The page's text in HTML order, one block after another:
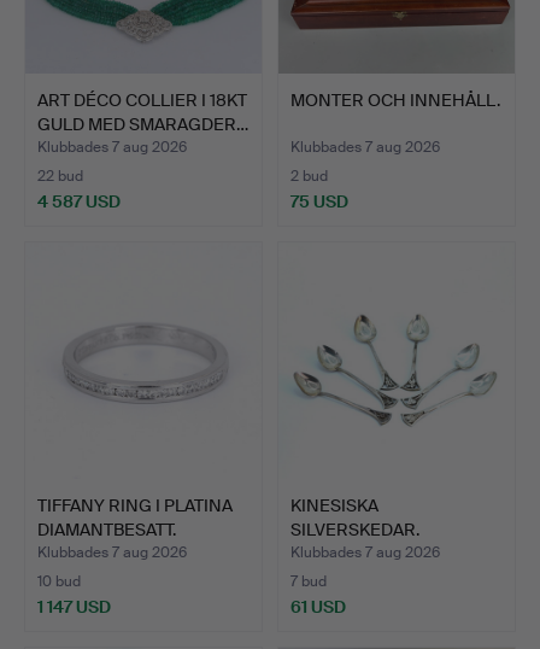
ART DÉCO COLLIER I 18KT
GULD MED SMARAGDER…
Klubbades 7 aug 2026
22 bud
4 587 USD
MONTER OCH INNEHÅLL.
Klubbades 7 aug 2026
2 bud
75 USD
TIFFANY RING I PLATINA
DIAMANTBESATT.
Klubbades 7 aug 2026
10 bud
1 147 USD
KINESISKA
SILVERSKEDAR.
Klubbades 7 aug 2026
7 bud
61 USD